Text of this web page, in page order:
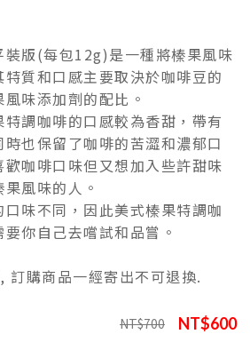
裝版(每包12g)是一種將榛果風味
質和口感主要取決於咖啡豆的
味添加劑的配比。
調咖啡的口感較為香甜，帶有
也保留了咖啡的苦澀和濃郁口
咖啡口味但又想加入些許甜味
風味的人。
味不同，因此美式榛果特調咖
你自己去嚐試和品嘗。
訂購商品一經寄出不可退換.
NT$700 NT$600